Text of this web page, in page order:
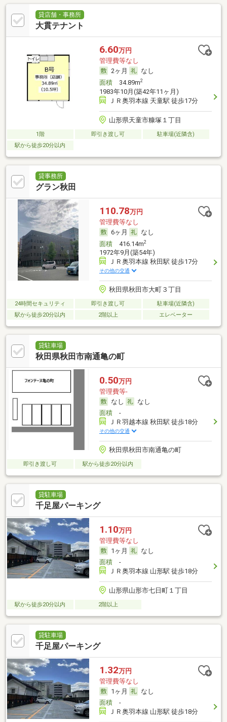
貸店舗・事務所
大貫テナント
6.60万円
管理費等なし
2ヶ月
なし
面積34.89m2
1983年10月(築42年11ヶ月)
ＪＲ奥羽本線 天童駅 徒歩17分
山形県天童市糠塚１丁目
1階 即引き渡し可
駐車場(近隣含)
駅から徒歩20分以内
貸事務所
グラン秋田
110.78万円
管理費等なし
6ヶ月
なし
面積416.14m2
1972年9月(築54年)
ＪＲ奥羽本線 秋田駅 徒歩17分
その他の交通
秋田県秋田市大町３丁目
24時間セキュリティ 即引き渡し可
駐車場(近隣含)
駅から徒歩20分以内
2階以上 エレベーター
貸駐車場
秋田県秋田市南通亀の町
0.50万円
管理費等-
なし
なし
面積-
ＪＲ羽越本線 秋田駅 徒歩18分
その他の交通
秋田県秋田市南通亀の町
即引き渡し可 駅から徒歩20分以内
貸駐車場
千足屋パーキング
1.10万円
管理費等なし
1ヶ月
なし
面積-
ＪＲ奥羽本線 山形駅 徒歩18分
山形県山形市七日町１丁目
駅から徒歩20分以内 2階以上
貸駐車場
千足屋パーキング
1.32万円
管理費等なし
1ヶ月
なし
面積-
ＪＲ奥羽本線 山形駅 徒歩18分